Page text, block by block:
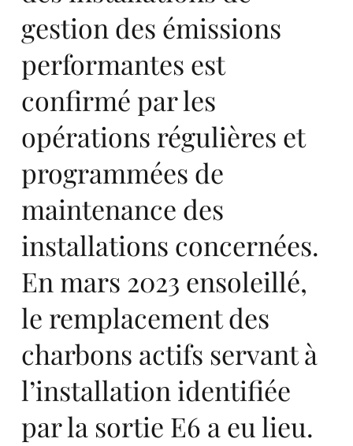
gestion des émissions
performantes est
confirmé par les
opérations régulières et
programmées de
maintenance des
installations concernées.
En mars 2023 ensoleillé,
le remplacement des
charbons actifs servant à
l’installation identifiée
par la sortie E6 a eu lieu.
ro
pe,
sta